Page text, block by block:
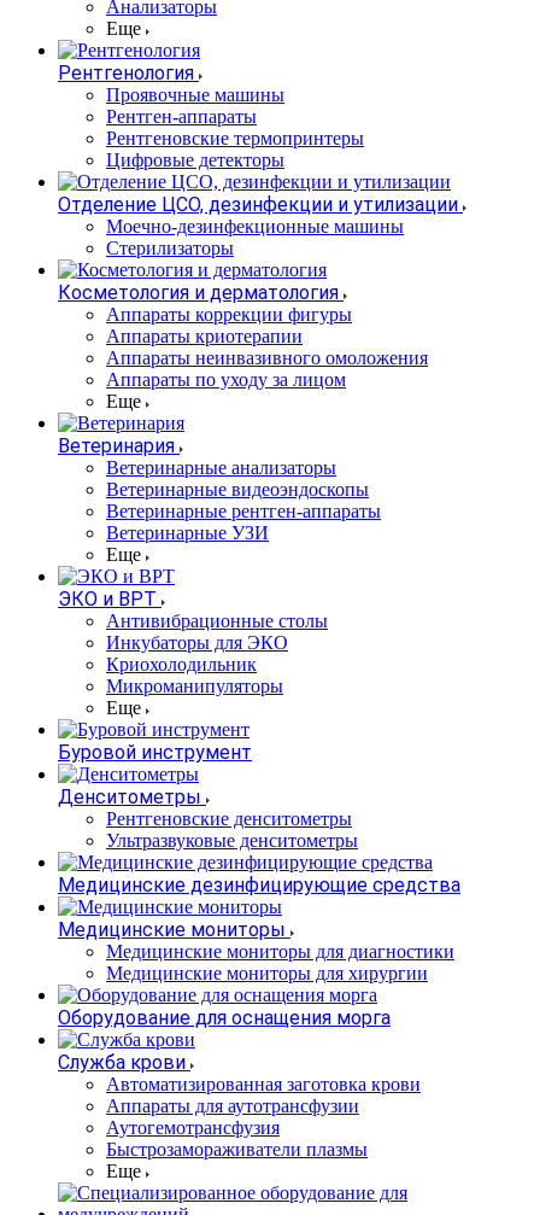
Анализаторы
Еще
Рентгенология
Проявочные машины
Рентген-аппараты
Рентгеновские термопринтеры
Цифровые детекторы
Отделение ЦСО, дезинфекции и утилизации
Моечно-дезинфекционные машины
Стерилизаторы
Косметология и дерматология
Аппараты коррекции фигуры
Аппараты криотерапии
Аппараты неинвазивного омоложения
Аппараты по уходу за лицом
Еще
Ветеринария
Ветеринарные анализаторы
Ветеринарные видеоэндоскопы
Ветеринарные рентген-аппараты
Ветеринарные УЗИ
Еще
ЭКО и ВРТ
Антивибрационные столы
Инкубаторы для ЭКО
Криохолодильник
Микроманипуляторы
Еще
Буровой инструмент
Денситометры
Рентгеновские денситометры
Ультразвуковые денситометры
Медицинские дезинфицирующие средства
Медицинские мониторы
Медицинские мониторы для диагностики
Медицинские мониторы для хирургии
Оборудование для оснащения морга
Служба крови
Автоматизированная заготовка крови
Аппараты для аутотрансфузии
Аутогемотрансфузия
Быстрозамораживатели плазмы
Еще